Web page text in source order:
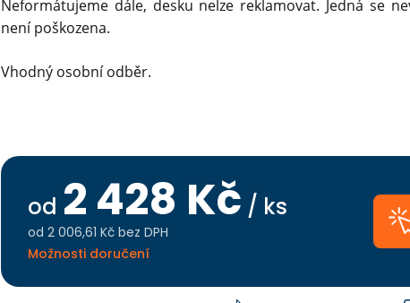
Neformátujeme dále, desku nelze reklamovat. Jedná se
není poškozena.
Vhodný osobní odběr.
od 2 428 Kč / ks
od 2 006,61 Kč bez DPH
Měrná
Možnosti doručení